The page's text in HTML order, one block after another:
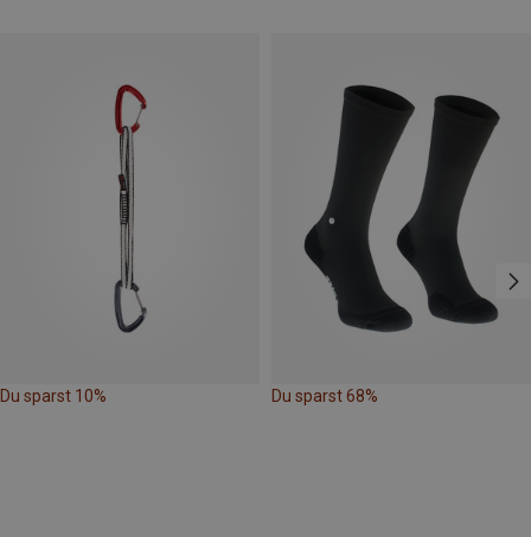
Du sparst 10% Du sparst 68%